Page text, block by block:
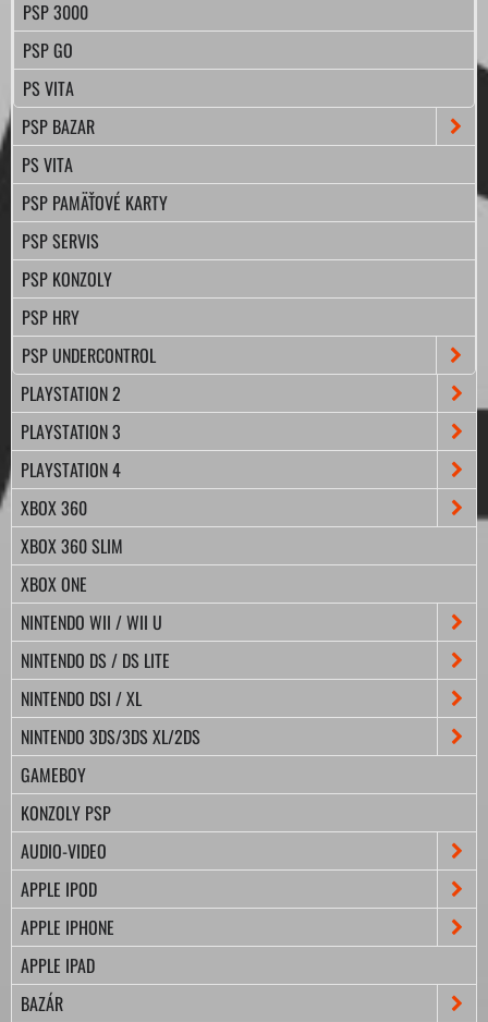
PSP 3000
PSP GO
PS VITA
PSP BAZAR
PS VITA
PSP PAMÄŤOVÉ KARTY
PSP SERVIS
PSP KONZOLY
PSP HRY
PSP UNDERCONTROL
PLAYSTATION 2
PLAYSTATION 3
PLAYSTATION 4
XBOX 360
XBOX 360 SLIM
XBOX ONE
NINTENDO WII / WII U
NINTENDO DS / DS LITE
NINTENDO DSI / XL
NINTENDO 3DS/3DS XL/2DS
GAMEBOY
KONZOLY PSP
AUDIO-VIDEO
APPLE IPOD
APPLE IPHONE
APPLE IPAD
BAZÁR